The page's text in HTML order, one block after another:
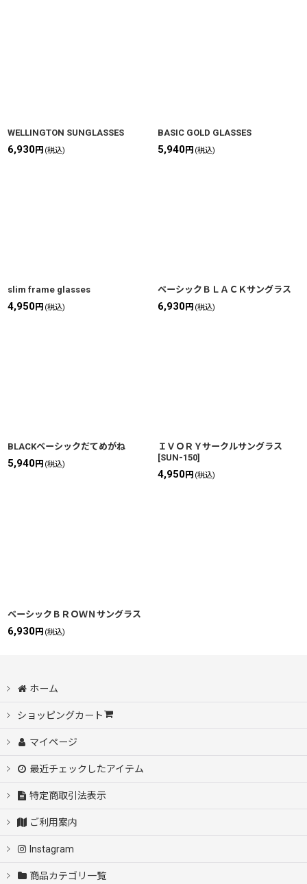
WELLINGTON SUNGLASSES
6,930円 (税込)
BASIC GOLD GLASSES
5,940円 (税込)
slim frame glasses
4,950円 (税込)
ベーシックＢＬＡＣＫサングラス
6,930円 (税込)
BLACKベーシックだてめがね
5,940円 (税込)
ＩＶＯＲＹサークルサングラス
[SUN-150]
4,950円 (税込)
ベーシックＢＲＯＷＮサングラス
6,930円 (税込)
ホーム
ショッピングカート
マイページ
最近チェックしたアイテム
特定商取引法表示
ご利用案内
Instagram
商品カテゴリ一覧